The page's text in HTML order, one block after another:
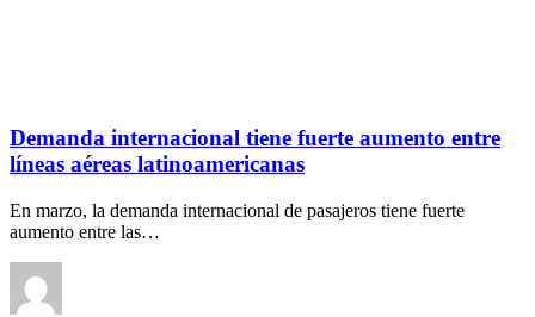
Demanda internacional tiene fuerte aumento entre
líneas aéreas latinoamericanas
En marzo, la demanda internacional de pasajeros tiene fuerte
aumento entre las…